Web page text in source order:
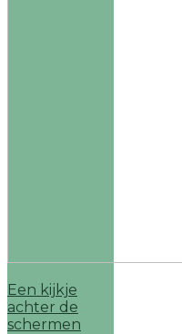
Een kijkje
achter de
schermen